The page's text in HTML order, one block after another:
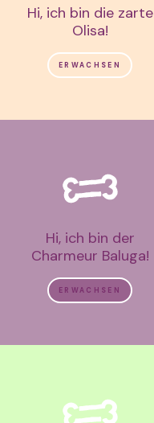
Hi, ich bin die zarte
Olisa!
ERWACHSEN
Hi, ich bin der
Charmeur Baluga!
ERWACHSEN